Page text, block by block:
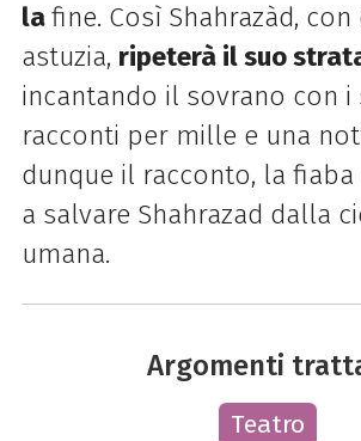
lafine. Così Shahrazàd,
astuzia, ripeterà il suo
incantando il sovrano con i
racconti per mille e una
dunque il racconto, la
a salvare Shahrazad dalla
umana.
Argomenti
Teatro